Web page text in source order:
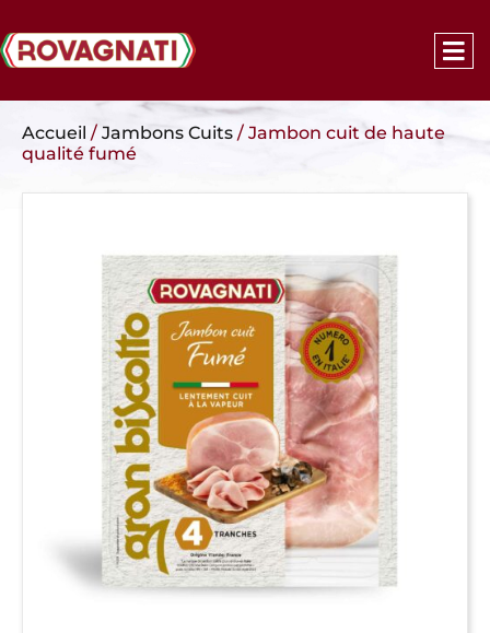
Accueil / Jambons Cuits / Jambon cuit de haute
qualité fumé